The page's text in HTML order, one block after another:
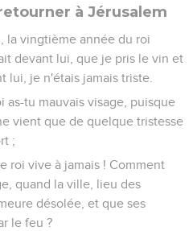
à Jérusalem
la vingtième année du roi
devant lui, que je pris le vin et
lui, je n'étais jamais triste.
as-tu mauvais visage, puisque
vient que de quelque tristesse
;
roi vive à jamais ! Comment
quand la ville, lieu des
désolée, et que ses
le feu ?